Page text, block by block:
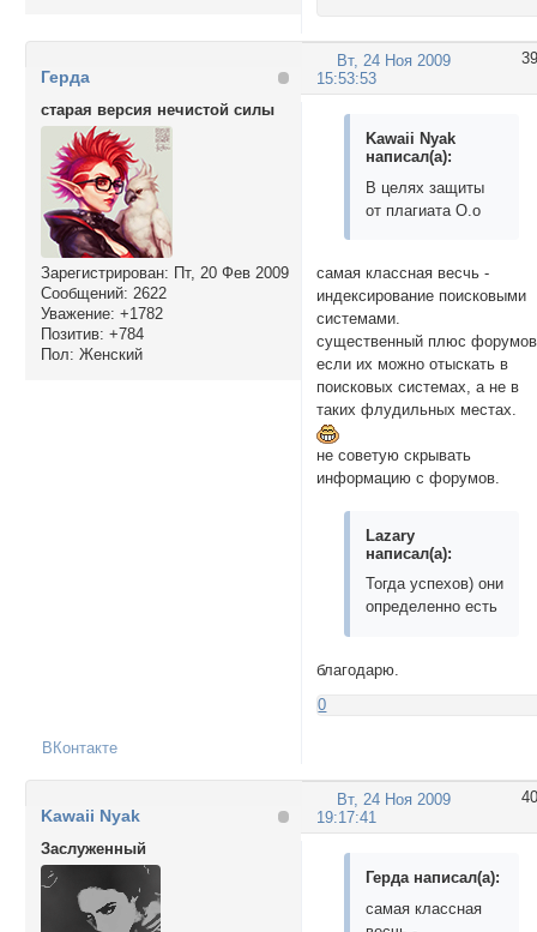
39
Вт, 24 Ноя 2009
15:53:53
Герда
старая версия нечистой силы
Зарегистрирован: Пт, 20 Фев 2009
Сообщений: 2622
Уважение: +1782
Позитив: +784
Пол: Женский
Kawaii Nyak
написал(а):
В целях защиты
от плагиата О.о
самая классная весчь -
индексирование поисковыми
системами.
существенный плюс
если их можно отыскать в
поисковых системах, а не в
таких флудильных местах.
не советую скрывать
информацию с форумов.
Lazary
написал(а):
Тогда успехов) они
определенно есть
благодарю.
0
ВКонтакте
40
Вт, 24 Ноя 2009
19:17:41
Kawaii Nyak
Заслуженный
Герда написал(а):
самая классная